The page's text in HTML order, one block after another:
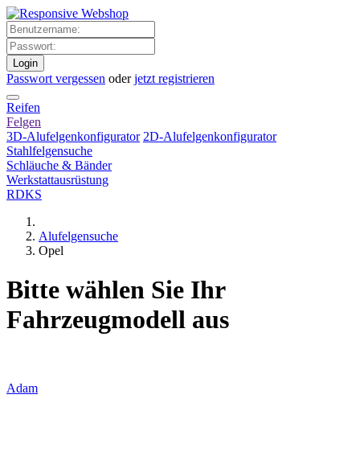
Login
Passwort vergessen oderjetzt registrieren
Reifen
Felgen
3D-Alufelgenkonfigurator 2D-Alufelgenkonfigurator
Stahlfelgensuche
Schläuche & Bänder
Werkstattausrüstung
RDKS
Alufelgensuche
Opel
Bitte wählen Sie Ihr
Fahrzeugmodell aus
Adam